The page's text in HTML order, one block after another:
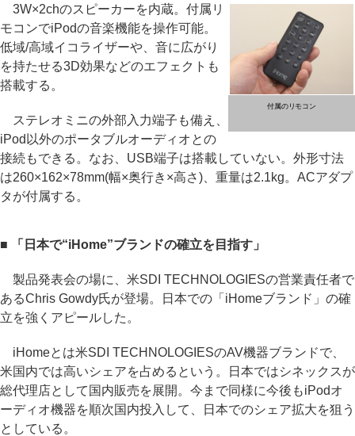
付属のリモコン
3W×2chのスピーカーを内蔵。付属リ
モコンでiPodの音楽機能を操作可能。
低域/高域イコライザーや、音に広がり
を持たせる3D効果などのエフェクトも
搭載する。
ステレオミニの外部入力端子も備え、
iPod以外のポータブルオーディオとの
接続もできる。なお、USB端子は搭載していない。外形寸法
は260×162×78mm(幅×奥行き×高さ)、重量は2.1kg。ACアダプ
タが付属する。
■ 「日本で“iHome”ブランドの確立を目指す」
製品発表会の場に、米SDI TECHNOLOGIESの営業責任者で
あるChris Gowdy氏が登場。日本での「iHomeブランド」の確
立を強くアピールした。
iHomeとは米SDI TECHNOLOGIESのAV機器ブランドで、
米国内では高いシェアを占めるという。日本ではシネックスが
総代理店として国内販売を展開。今まで同様に今後もiPodオ
ーディオ機器を順次国内投入して、日本でのシェア拡大を狙う
としている。